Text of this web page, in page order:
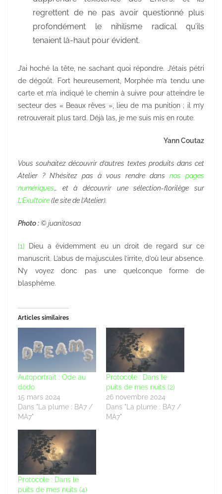
regrettent de ne pas avoir questionné plus
profondément le nihilisme radical qu’ils
tenaient là-haut pour évident.
J’ai hoché la tête, ne sachant quoi répondre. J’étais pétri
de dégoût. Fort heureusement, Morphée m’a tendu une
carte et m’a indiqué le chemin à suivre pour atteindre le
secteur des « Beaux rêves », lieu de ma punition ; il m’y
retrouverait plus tard. Déjà las, je me suis mis en route.
Yann Coutaz
Vous souhaitez découvrir d’autres textes produits dans cet
Atelier ? N’hésitez pas à vous rendre dans nos pages
numériques… et à découvrir une sélection-florilège sur
L’Exultoire(le site de l’Atelier).
Photo : © juanitosaa
[1] Dieu a évidemment eu un droit de regard sur ce
manuscrit. L’abus de majuscules l’irrite, d’où leur absence.
N’y voyez donc pas une quelconque forme de
blasphème.
Articles similaires
Autoportrait : Ode au
dodo
15 mars 2024
Dans "La plume : BA7 /
MA7"
Protocole : Dans le
puits de mes nuits (2)
26 novembre 2024
Dans "La plume : BA7 /
MA7"
Protocole : Dans le
puits de mes nuits (4)